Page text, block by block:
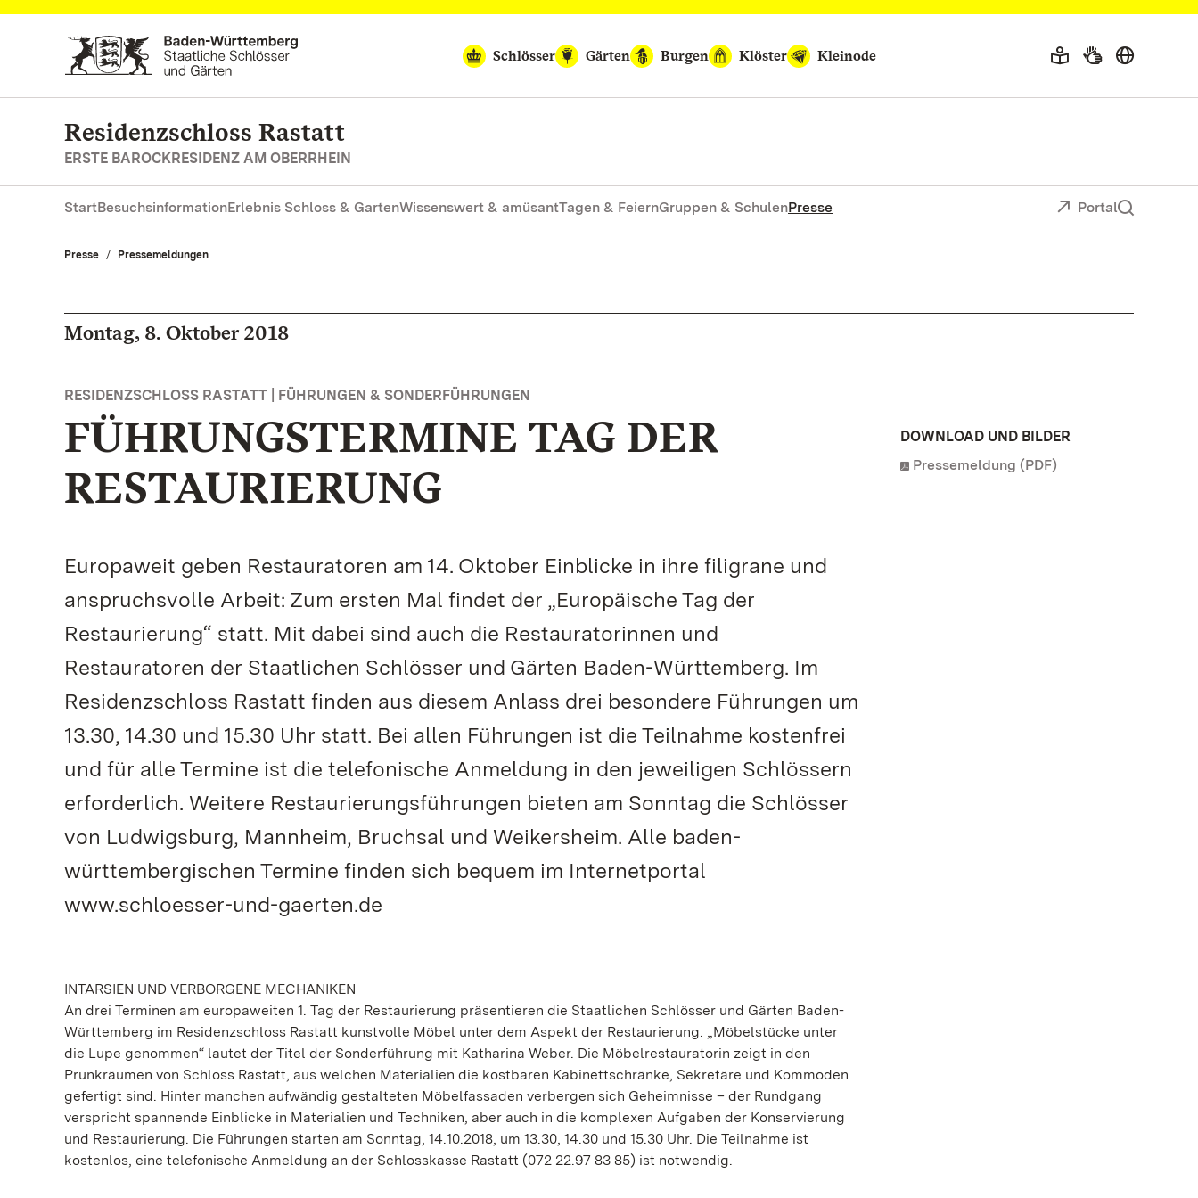
Zum Hauptinhalt springen
Schlösser
Gärten Burgen Klöster Kleinode
Residenzschloss Rastatt
ERSTE BAROCKRESIDENZ AM OBERRHEIN
StartBesuchsinformationErlebnis Schloss & GartenWissenswert & amüsantTagen & FeiernGruppen & SchulenPresse Portal
Presse Pressemeldungen
Montag, 8. Oktober 2018
RESIDENZSCHLOSS RASTATT | FÜHRUNGEN & SONDERFÜHRUNGEN
FÜHRUNGSTERMINE TAG DER
RESTAURIERUNG
Europaweit geben Restauratoren am 14. Oktober Einblicke in ihre filigrane und
anspruchsvolle Arbeit: Zum ersten Mal findet der „Europäische Tag der
Restaurierung“ statt. Mit dabei sind auch die Restauratorinnen und
Restauratoren der Staatlichen Schlösser und Gärten Baden-Württemberg. Im
Residenzschloss Rastatt finden aus diesem Anlass drei besondere Führungen um
13.30, 14.30 und 15.30 Uhr statt. Bei allen Führungen ist die Teilnahme kostenfrei
und für alle Termine ist die telefonische Anmeldung in den jeweiligen Schlössern
erforderlich. Weitere Restaurierungsführungen bieten am Sonntag die Schlösser
von Ludwigsburg, Mannheim, Bruchsal und Weikersheim. Alle baden-
württembergischen Termine finden sich bequem im Internetportal
www.schloesser-und-gaerten.de
INTARSIEN UND VERBORGENE MECHANIKEN
An drei Terminen am europaweiten 1. Tag der Restaurierung präsentieren die Staatlichen Schlösser und Gärten Baden-
Württemberg im Residenzschloss Rastatt kunstvolle Möbel unter dem Aspekt der Restaurierung. „Möbelstücke unter
die Lupe genommen“ lautet der Titel der Sonderführung mit Katharina Weber. Die Möbelrestauratorin zeigt in den
Prunkräumen von Schloss Rastatt, aus welchen Materialien die kostbaren Kabinettschränke, Sekretäre und Kommoden
gefertigt sind. Hinter manchen aufwändig gestalteten Möbelfassaden verbergen sich Geheimnisse – der Rundgang
verspricht spannende Einblicke in Materialien und Techniken, aber auch in die komplexen Aufgaben der Konservierung
und Restaurierung. Die Führungen starten am Sonntag, 14.10.2018, um 13.30, 14.30 und 15.30 Uhr. Die Teilnahme ist
kostenlos, eine telefonische Anmeldung an der Schlosskasse Rastatt (072 22.97 83 85) ist notwendig.
DOWNLOAD UND BILDER
Pressemeldung (PDF)